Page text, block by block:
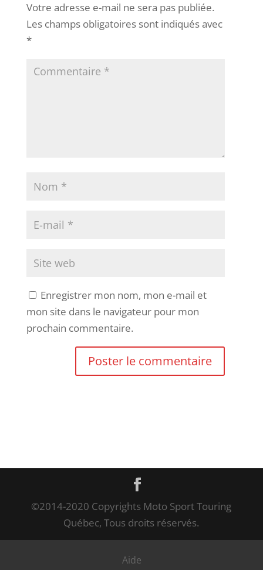
Votre adresse e-mail ne sera pas publiée.
Les champs obligatoires sont indiqués avec
*
Enregistrer mon nom, mon e-mail et
mon site dans le navigateur pour mon
prochain commentaire.
©2014-2020 Copyrights Moto Sport Touring
Québec, Tous droits réservés.
Aide